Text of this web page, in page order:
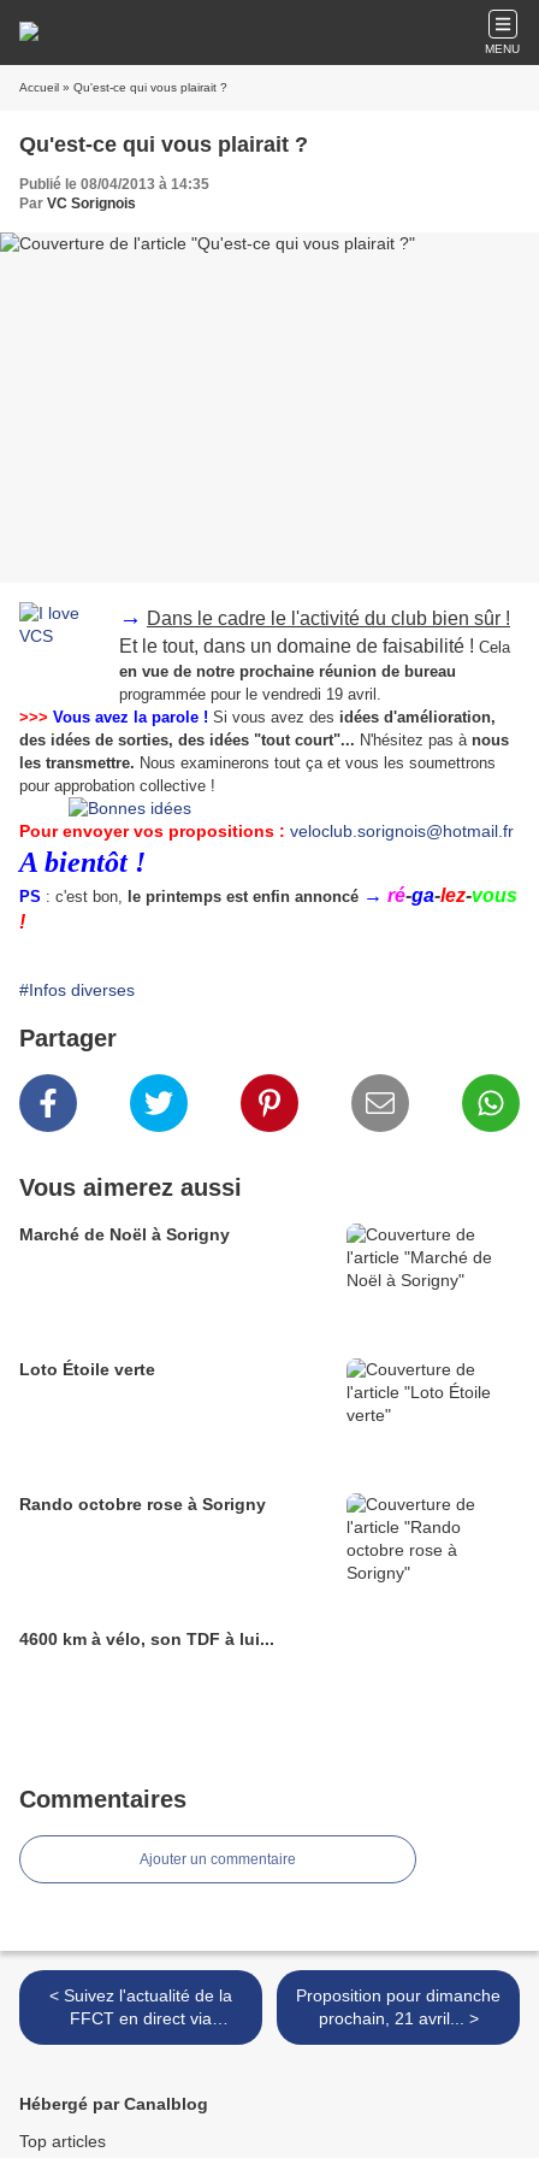
MENU
Accueil » Qu'est-ce qui vous plairait ?
Qu'est-ce qui vous plairait ?
Publié le 08/04/2013 à 14:35
Par VC Sorignois
→ Dans le cadre le l'activité du club bien sûr !
Et le tout, dans un domaine de faisabilité ! Cela
en vue de notre prochaine réunion de bureau
programmée pour le vendredi 19 avril.
>>> Vous avez la parole ! Si vous avez des idées d'amélioration,
des idées de sorties, des idées "tout court"... N'hésitez pas à nous
les transmettre. Nous examinerons tout ça et vous les soumettrons
pour approbation collective !
Pour envoyer vos propositions : veloclub.sorignois@hotmail.fr
A bientôt !
PS : c'est bon, le printemps est enfin annoncé → ré-ga-lez-vous
!
#Infos diverses
Partager
Vous aimerez aussi
Marché de Noël à Sorigny
Loto Étoile verte
Rando octobre rose à Sorigny
4600 km à vélo, son TDF à lui...
Commentaires
Ajouter un commentaire
< Suivez l'actualité de la
FFCT en direct via
Facebook...
Proposition pour dimanche
prochain, 21 avril... >
Hébergé par Canalblog
Top articles